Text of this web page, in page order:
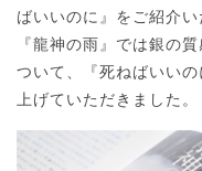
ばいいのに』をご紹介い
『龍神の雨』では銀の
ついて、『死ねばいい
上げていただきました。